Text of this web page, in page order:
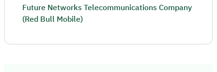
Future Networks Telecommunications Company
(Red Bull Mobile)